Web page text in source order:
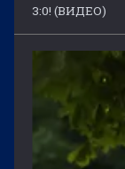
3:0! (ВИДЕО)